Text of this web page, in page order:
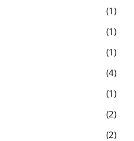
1
1
1
4
1
2
2